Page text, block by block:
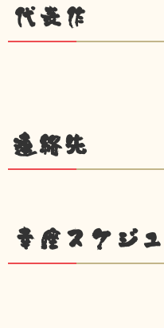
代表作
連絡先
幸座スケジ